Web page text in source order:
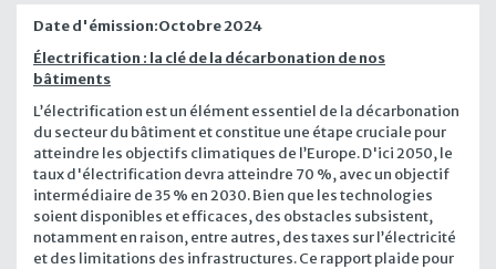
Date d'émission:Octobre 2024
Électrification : la clé de la décarbonation de nos
bâtiments
L’électrification est un élément essentiel de la décarbonation
du secteur du bâtiment et constitue une étape cruciale pour
atteindre les objectifs climatiques de l’Europe. D'ici 2050, le
taux d'électrification devra atteindre 70 %, avec un objectif
intermédiaire de 35 % en 2030. Bien que les technologies
soient disponibles et efficaces, des obstacles subsistent,
notamment en raison, entre autres, des taxes sur l’électricité
et des limitations des infrastructures. Ce rapport plaide pour